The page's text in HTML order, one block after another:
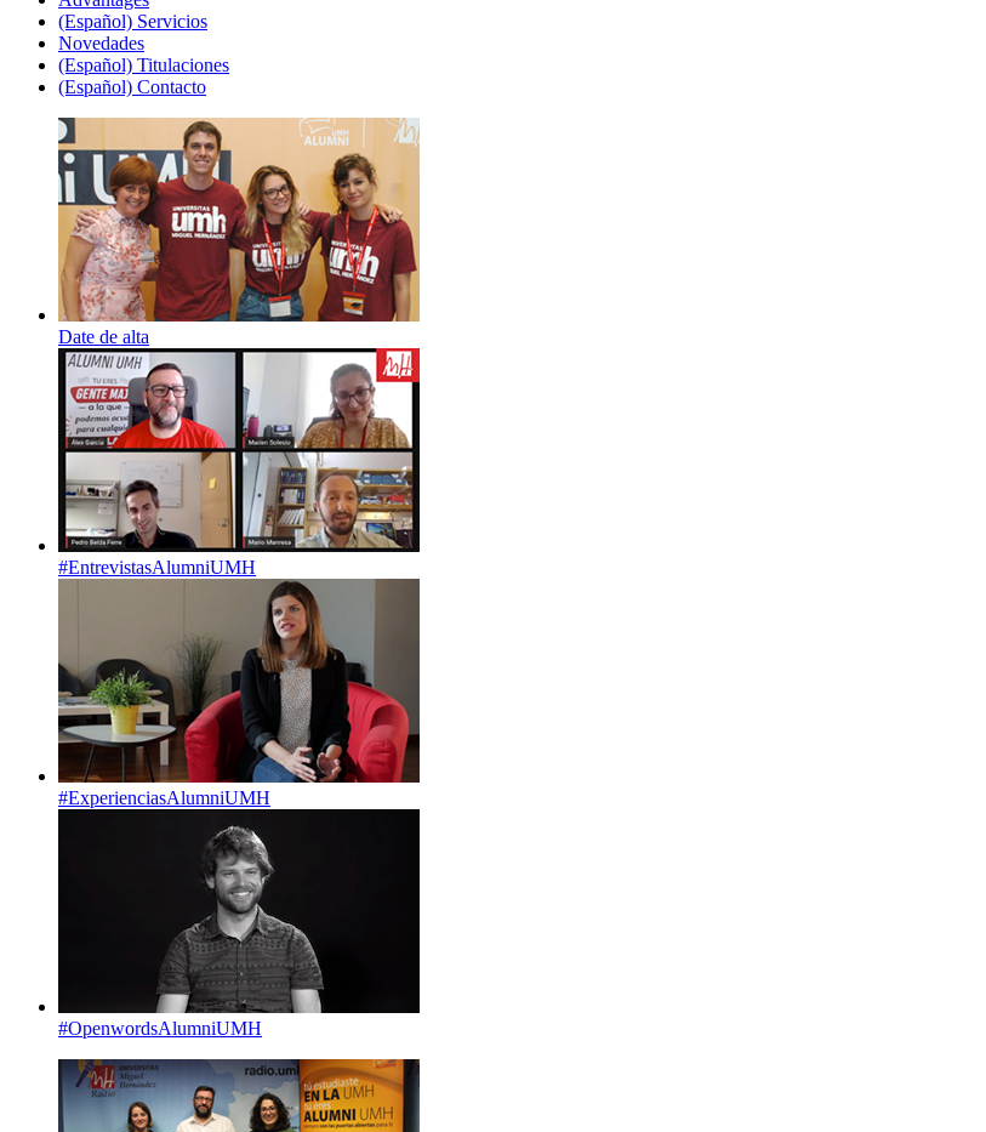
(Español) Servicios
Novedades
(Español) Titulaciones
(Español) Contacto
Date de alta
#EntrevistasAlumniUMH
#ExperienciasAlumniUMH
#OpenwordsAlumniUMH